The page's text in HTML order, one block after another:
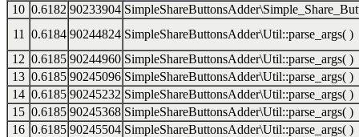
10 0.6182 90233904
11
0.6184 90244824 SimpleShareButtonsAdder\Util::parse_args( )
12 0.6185 90244960 SimpleShareButtonsAdder\Util::parse_args( )
13 0.6185 90245096 SimpleShareButtonsAdder\Util::parse_args( )
14 0.6185 90245232 SimpleShareButtonsAdder\Util::parse_args( )
15 0.6185 90245368 SimpleShareButtonsAdder\Util::parse_args( )
16 0.6185 90245504 SimpleShareButtonsAdder\Util::parse_args( )